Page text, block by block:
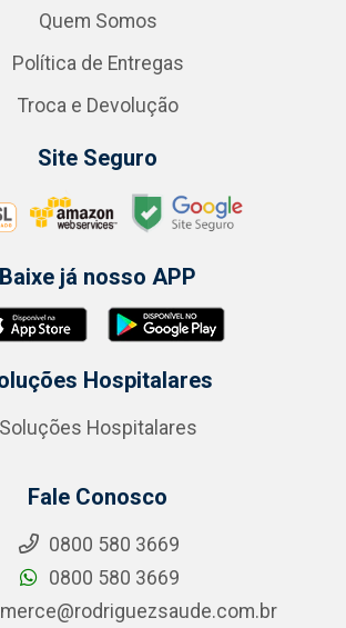
Quem Somos
Política de Entregas
Troca e Devolução
Site Seguro
Baixe já nosso APP
Hospitalares
Soluções Hospitalares
Fale Conosco
0800 580 3669
0800 580 3669